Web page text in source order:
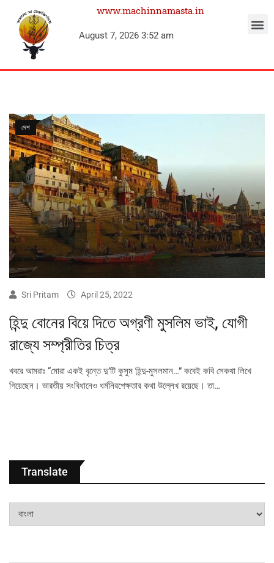
www.machinnamasta.in
August 7, 2026 3:52 am
দেশ
Sri Pritam April 25, 2022
হিন্দু বোনের বিয়ে দিতে অগ্রণী মুসলিম ভাই, যোগী
রাজ্যে সম্প্রীতির চিত্র
খবরে আমরাঃ “মোরা একই বৃন্তে দু’টি কুসুম হিন্দু-মুসলমান…” কবেই কবি সেকথা লিখে
গিয়েছেন। ভারতীয় সংবিধানেও ধর্মনিরপেক্ষতার কথা উল্লেখ রয়েছে। তা…
Translate